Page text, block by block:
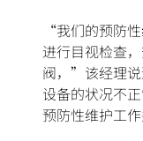
“我们的预防
进行目视检查
阀，”该经理
设备的状况不
预防性维护工